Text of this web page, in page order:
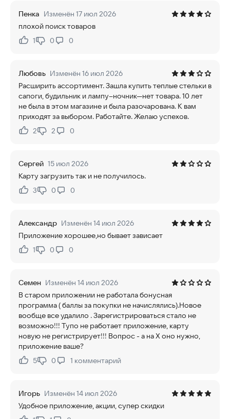
Пенка Изменён 17 июл 2026
плохой поиск товаров
Нравится:
1Не нравится:
0 0
Любовь Изменён 16 июл 2026
Расширить ассортимент. Зашла купить теплые стельки в
сапоги, будильник и лампу--ночник---нет товара. 10 лет
не была в этом магазине и была разочарована. К вам
приходят за выбором. Работайте. Желаю успехов.
Нравится:
2Не нравится:
2 0
Сергей 15 июл 2026
Карту загрузить так и не получилось.
Нравится:
3Не нравится:
0 0
Александр Изменён 14 июл 2026
Приложение хорошее,но бывает зависает
Нравится:
1Не нравится:
0 0
Семен Изменён 14 июл 2026
В старом приложении не работала бонусная
программа ( баллы за покупки не начислялись).Новое
вообще все удалило . Зарегистрироваться стало не
возможно!!! Тупо не работает приложение, карту
новую не регистрирует!!! Вопрос - а на Х оно нужно,
приложение ваше?
Нравится:
5Не нравится:
0 1 комментарий
Игорь Изменён 14 июл 2026
Удобное приложение, акции, супер скидки